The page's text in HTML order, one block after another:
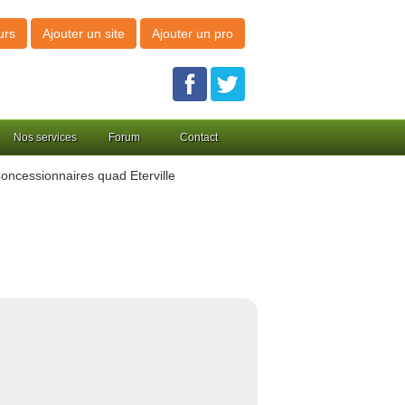
Ajouter un site Ajouter un pro
Nos services Forum Contact
quad Eterville